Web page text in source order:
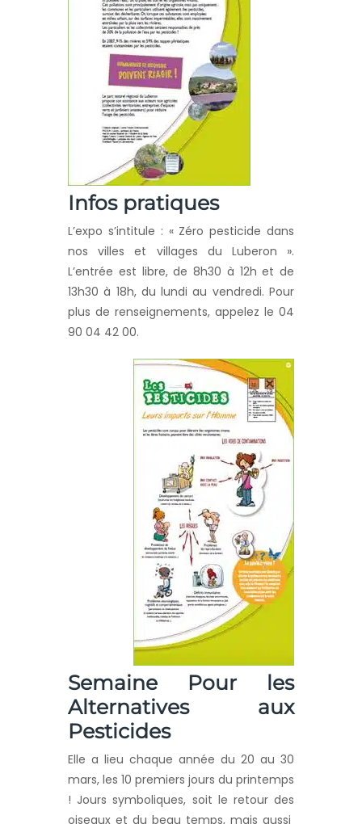
Infos pratiques
L’expo s’intitule : « Zéro pesticide dans
nos villes et villages du Luberon ».
L’entrée est libre, de 8h30 à 12h et de
13h30 à 18h, du lundi au vendredi. Pour
plus de renseignements, appelez le 04
90 04 42 00.
Semaine Pour les
Alternatives aux
Pesticides
Elle a lieu chaque année du 20 au 30
mars, les 10 premiers jours du printemps
! Jours symboliques, soit le retour des
oiseaux et du beau temps, mais aussi